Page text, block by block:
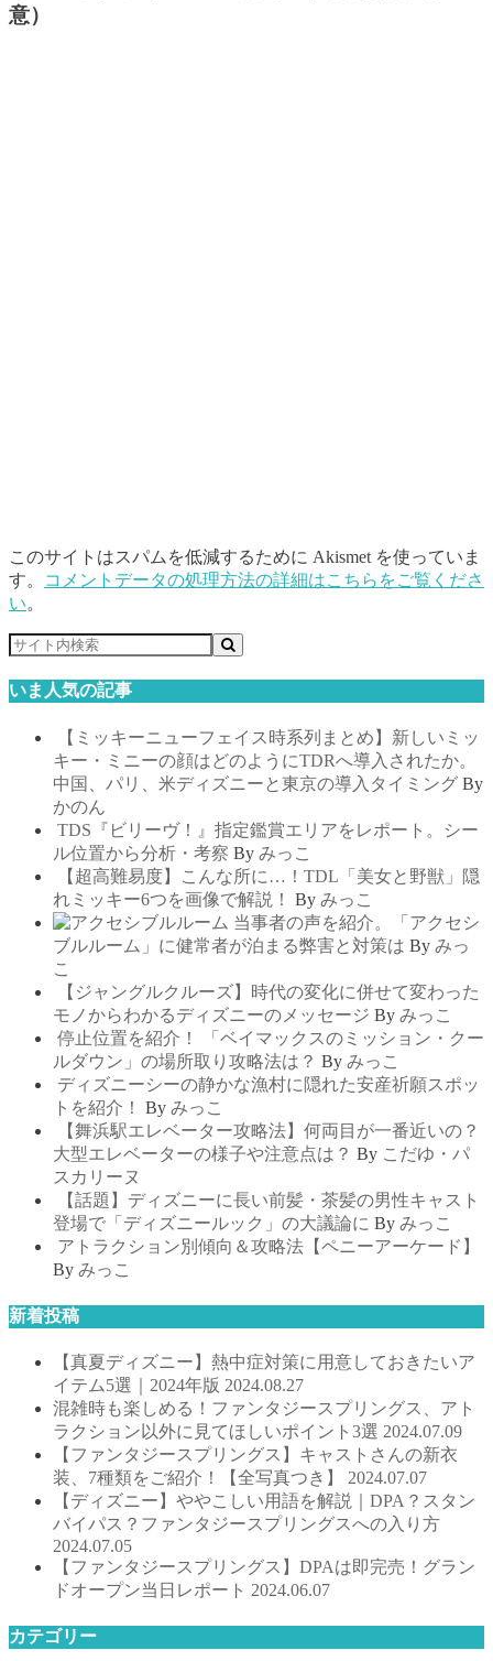
意）
このサイトはスパムを低減するために Akismet を使っていま
す。
コメントデータの処理方法の詳細はこちらをご覧くださ
い。
いま人気の記事
【ミッキーニューフェイス時系列まとめ】新しいミッ
キー・ミニーの顔はどのようにTDRへ導入されたか。
中国、パリ、米ディズニーと東京の導入タイミング By
かのん
TDS『ビリーヴ！』指定鑑賞エリアをレポート。シー
ル位置から分析・考察 By みっこ
【超高難易度】こんな所に…！TDL「美女と野獣」隠
れミッキー6つを画像で解説！
By みっこ
当事者の声を紹介。「アクセシ
ブルルーム」に健常者が泊まる弊害と対策は By みっ
こ
【ジャングルクルーズ】時代の変化に併せて変わった
モノからわかるディズニーのメッセージ By みっこ
停止位置を紹介！ 「ベイマックスのミッション・クー
ルダウン」の場所取り攻略法は？ By みっこ
ディズニーシーの静かな漁村に隠れた安産祈願スポッ
トを紹介！
By みっこ
【舞浜駅エレベーター攻略法】何両目が一番近いの？
大型エレベーターの様子や注意点は？ By こだゆ・パ
スカリーヌ
【話題】ディズニーに長い前髪・茶髪の男性キャスト
登場で「ディズニールック」の大議論に By みっこ
アトラクション別傾向＆攻略法【ペニーアーケード】
By みっこ
新着投稿
【真夏ディズニー】熱中症対策に用意しておきたいア
イテム5選｜2024年版 2024.08.27
混雑時も楽しめる！ファンタジースプリングス、アト
ラクション以外に見てほしいポイント3選 2024.07.09
【ファンタジースプリングス】キャストさんの新衣
装、7種類をご紹介！【全写真つき】 2024.07.07
【ディズニー】ややこしい用語を解説｜DPA？スタン
バイパス？ファンタジースプリングスへの入り方
2024.07.05
【ファンタジースプリングス】DPAは即完売！グラン
ドオープン当日レポート 2024.06.07
カテゴリー